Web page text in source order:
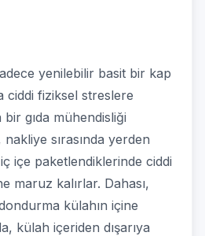
yenilebilir basit bir kap
ciddi fiziksel streslere
gıda mühendisliği
sırasında yerden
içe paketlendiklerinde ciddi
maruz kalırlar. Dahası,
külahın içine
külah içeriden dışarıya